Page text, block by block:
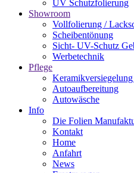
UV Schutzfolierung
Showroom
Vollfolierung /
Scheibentönung
Sicht- UV-Schutz
Werbetechnik
Pflege
Autoaufbereitung
Autowäsche
Info
Die Folien
Kontakt
Home
Anfahrt
News